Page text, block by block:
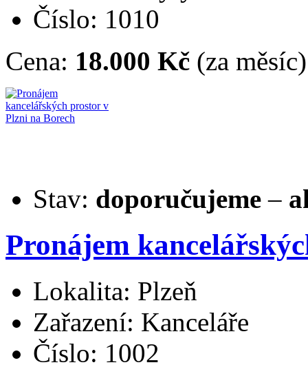
Číslo: 1010
Cena: 18.000 Kč (za měsíc)
Stav: doporučujeme –
Pronájem
Lokalita: Plzeň
Zařazení: Kanceláře
Číslo: 1002